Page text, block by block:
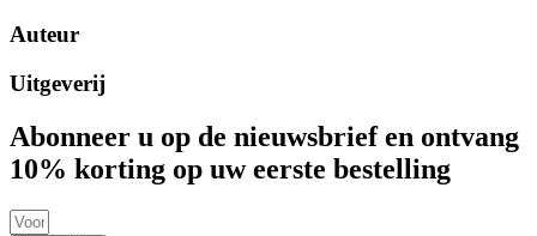
Auteur
Uitgeverij
Abonneer u op de nieuwsbrief en ontvang
10% korting op uw eerste bestelling